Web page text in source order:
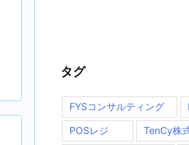
タグ
FYSコンサルティング
POSレジ TenCy株